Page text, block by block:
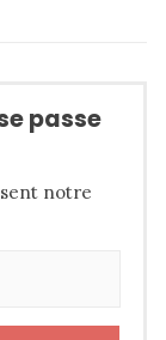
passe
notre